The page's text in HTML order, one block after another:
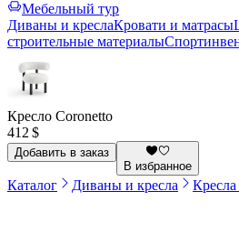
Мебельный тур
Диваны и креслаКровати и матрасы
строительные материалы
Кресло Coronetto
412 $
Добавить в заказ
В избранное
Каталог Диваны и кресла